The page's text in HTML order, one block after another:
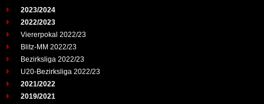
2023/2024
2022/2023
Viererpokal 2022/23
Blitz-MM 2022/23
Bezirksliga 2022/23
U20-Bezirksliga 2022/23
2021/2022
2019/2021